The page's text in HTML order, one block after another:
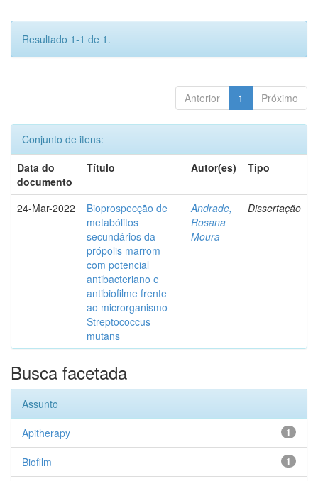
Resultado 1-1 de 1.
Anterior 1 Próximo
Conjunto de itens:
Data do
documento
Título Autor(es) Tipo
24-Mar-2022
Bioprospecção de
metabólitos
secundários da
própolis marrom
com potencial
antibacteriano e
antibiofilme frente
ao microrganismo
Streptococcus
mutans
Andrade,
Rosana
Moura
Dissertação
Busca facetada
Assunto
1
Apitherapy
1
Biofilm